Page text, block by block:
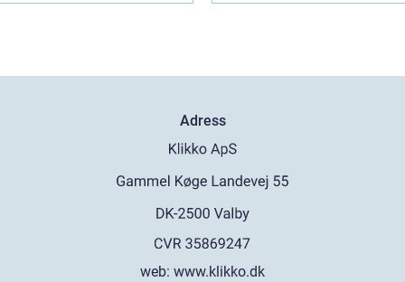
Adress
web: www.klikko.dk